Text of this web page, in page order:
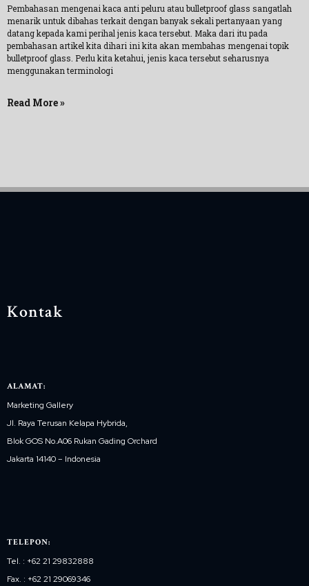
Pembahasan mengenai kaca anti peluru atau bulletproof glass sangatlah
menarik untuk dibahas terkait dengan banyak sekali pertanyaan yang
datang kepada kami perihal jenis kaca tersebut. Maka dari itu pada
pembahasan artikel kita dihari ini kita akan membahas mengenai topik
bulletproof glass. Perlu kita ketahui, jenis kaca tersebut seharusnya
menggunakan terminologi
Read More »
Kontak
ALAMAT:
Marketing Gallery
Jl. Raya Terusan Kelapa Hybrida,
Blok GOS No.A06 Rukan Gading Orchard
Jakarta 14140 – Indonesia
TELEPON:
Tel. : +62 21 29832888
Fax. : +62 21 29069346